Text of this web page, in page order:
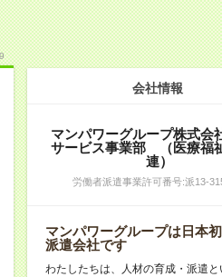
会社情報
マンパワーグループ株式
サービス事業部 （医療福
連）
労働者派遣事業許可番号:派13-
マンパワーグループは日本
派遣会社です
わたしたちは、人材の育成・派遣と